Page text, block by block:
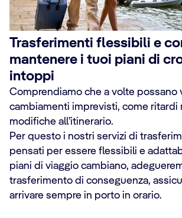
Trasferimenti flessibili e
mantenere i tuoi piani di
intoppi
Comprendiamo che a volte possano
cambiamenti imprevisti, come ritardi
modifiche all’itinerario.
Per questo i nostri servizi di
pensati per essere flessibili e
piani di viaggio cambiano,
trasferimento di conseguenza,
arrivare sempre in porto in orario.